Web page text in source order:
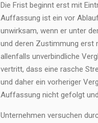
Die Frist beginnt erst mit
Auffassung ist ein vor
unwirksam, wenn er unter
und deren Zustimmung erst
allenfalls unverbindliche
vertritt, dass eine rasche
und daher ein vorheriger
Auffassung nicht gefolgt
Unternehmen versuchen